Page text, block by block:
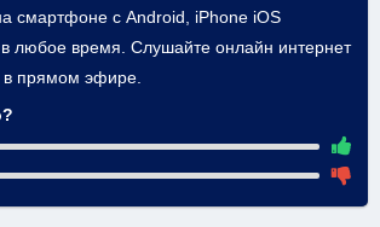
смартфоне с Android, iPhone iOS
любое время. Слушайте онлайн интернет
в прямом эфире.